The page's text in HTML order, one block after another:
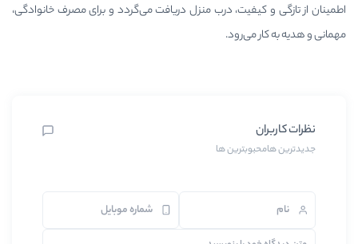
درب منزل دریافت می‌گردد و برای مصرف خانوادگی،